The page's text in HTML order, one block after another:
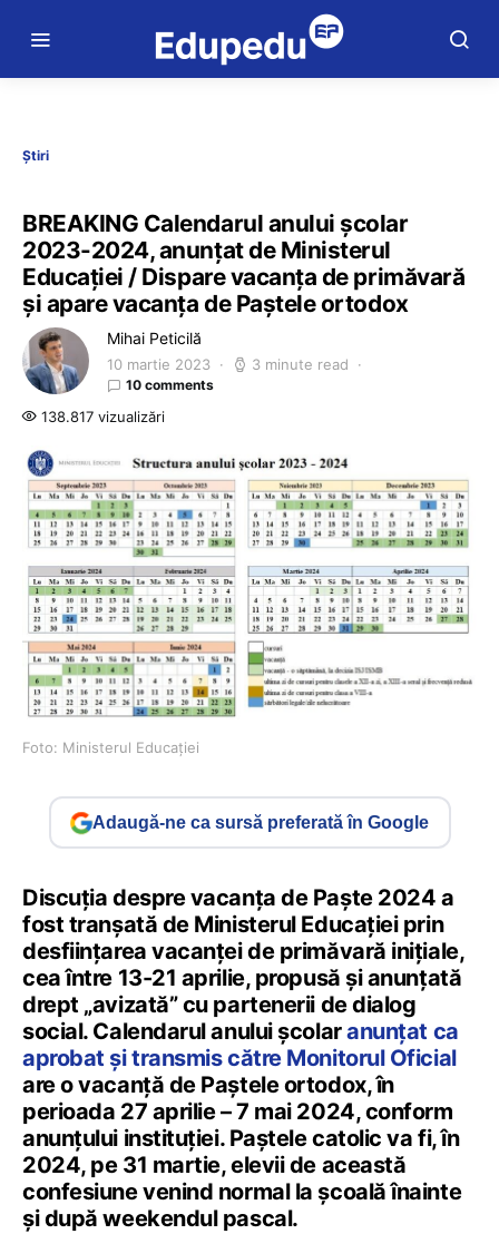
Știri
BREAKING Calendarul anului școlar
2023-2024, anunțat de Ministerul
Educației / Dispare vacanța de primăvară
și apare vacanța de Paștele ortodox
Mihai Peticilă
10 martie 2023 3 minute read
10 comments
138.817 vizualizări
Foto: Ministerul Educației
Adaugă-ne ca sursă preferată în Google
Discuția despre vacanța de Paște 2024 a
fost tranșată de Ministerul Educației prin
desființarea vacanței de primăvară inițiale,
cea între 13-21 aprilie, propusă și anunțată
drept „avizată” cu partenerii de dialog
social. Calendarul anului școlaranunțat ca
aprobat și transmis către Monitorul Oficial
are o vacanță de Paștele ortodox, în
perioada 27 aprilie – 7 mai 2024, conform
anunțului instituției. Paștele catolic va fi, în
2024, pe 31 martie, elevii de această
confesiune venind normal la școală înainte
și după weekendul pascal.